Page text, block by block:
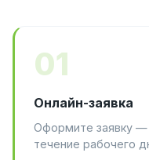
01
Онлайн-заявка
Оформите заявку
течение рабочего